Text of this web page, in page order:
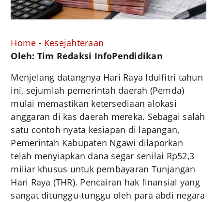
Home - Kesejahteraan
Oleh: Tim Redaksi InfoPendidikan
Menjelang datangnya Hari Raya Idulfitri tahun
ini, sejumlah pemerintah daerah (Pemda)
mulai memastikan ketersediaan alokasi
anggaran di kas daerah mereka. Sebagai salah
satu contoh nyata kesiapan di lapangan,
Pemerintah Kabupaten Ngawi dilaporkan
telah menyiapkan dana segar senilai Rp52,3
miliar khusus untuk pembayaran Tunjangan
Hari Raya (THR). Pencairan hak finansial yang
sangat ditunggu-tunggu oleh para abdi negara